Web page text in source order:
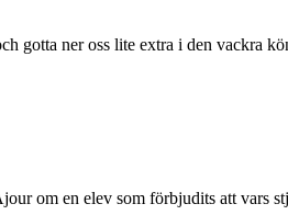
gotta ner oss lite extra i den vackra
om en elev som förbjudits att vars